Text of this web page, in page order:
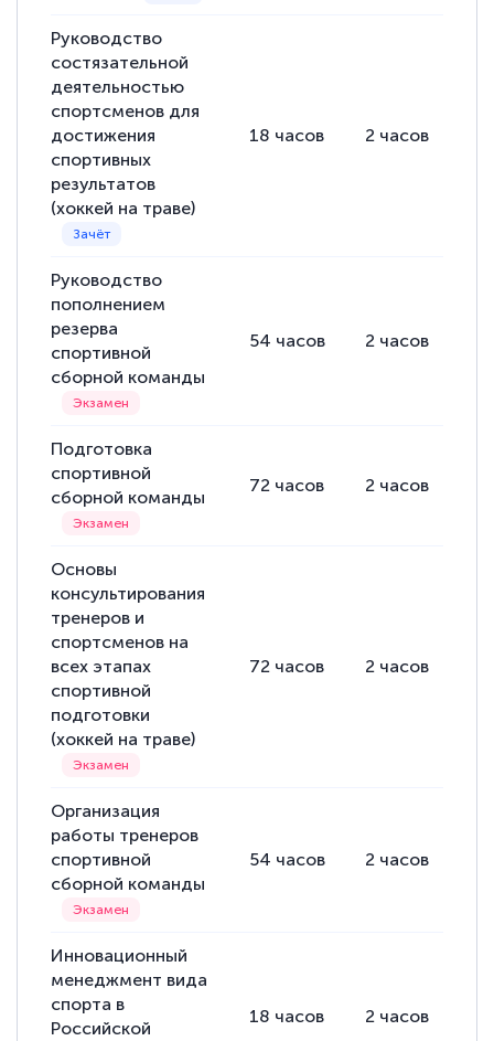
Руководство
состязательной
деятельностью
спортсменов для
достижения
спортивных
результатов
(хоккей на траве)
18 часов 2 часов
Руководство
пополнением
резерва
спортивной
сборной команды
54 часов 2 часов
Подготовка
спортивной
сборной команды
72 часов 2 часов
Основы
консультирования
тренеров и
спортсменов на
всех этапах
спортивной
подготовки
(хоккей на траве)
72 часов 2 часов
Организация
работы тренеров
спортивной
сборной команды
54 часов 2 часов
Инновационный
менеджмент вида
спорта в
Российской
18 часов 2 часов